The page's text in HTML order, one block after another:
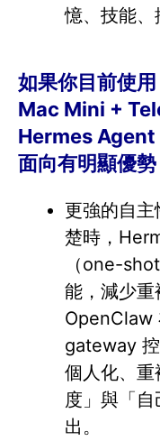
憶、技能、
如果你目前使
Mac Mini +
Hermes Agent
面向有明顯優勢
更強的自
楚時，
（one-
能，減少重
OpenClaw
gateway
個人化、重
度」與「
出。